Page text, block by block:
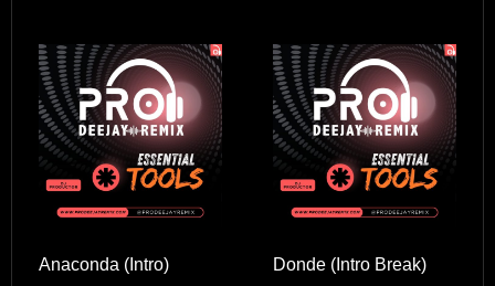
Anaconda (Intro) Donde (Intro Break)